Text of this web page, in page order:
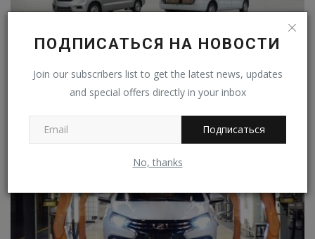
ПОДПИСАТЬСЯ НА НОВОСТИ
Join our subscribers list to get the latest news, updates
and special offers directly in your inbox
Подписаться
No, thanks
В Узбекистане прекратят выпуск карбюраторных
Владимир К. Янв 10, 2026